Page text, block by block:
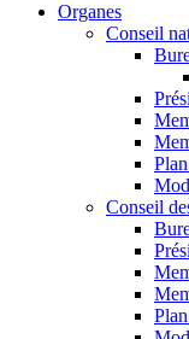
Organes
Conseil
Conseil